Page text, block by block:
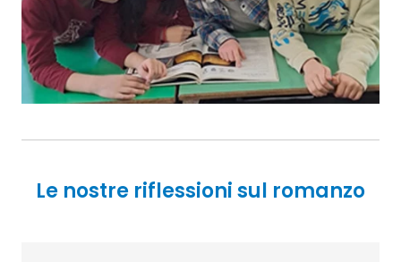
Le nostre riflessioni sul romanzo